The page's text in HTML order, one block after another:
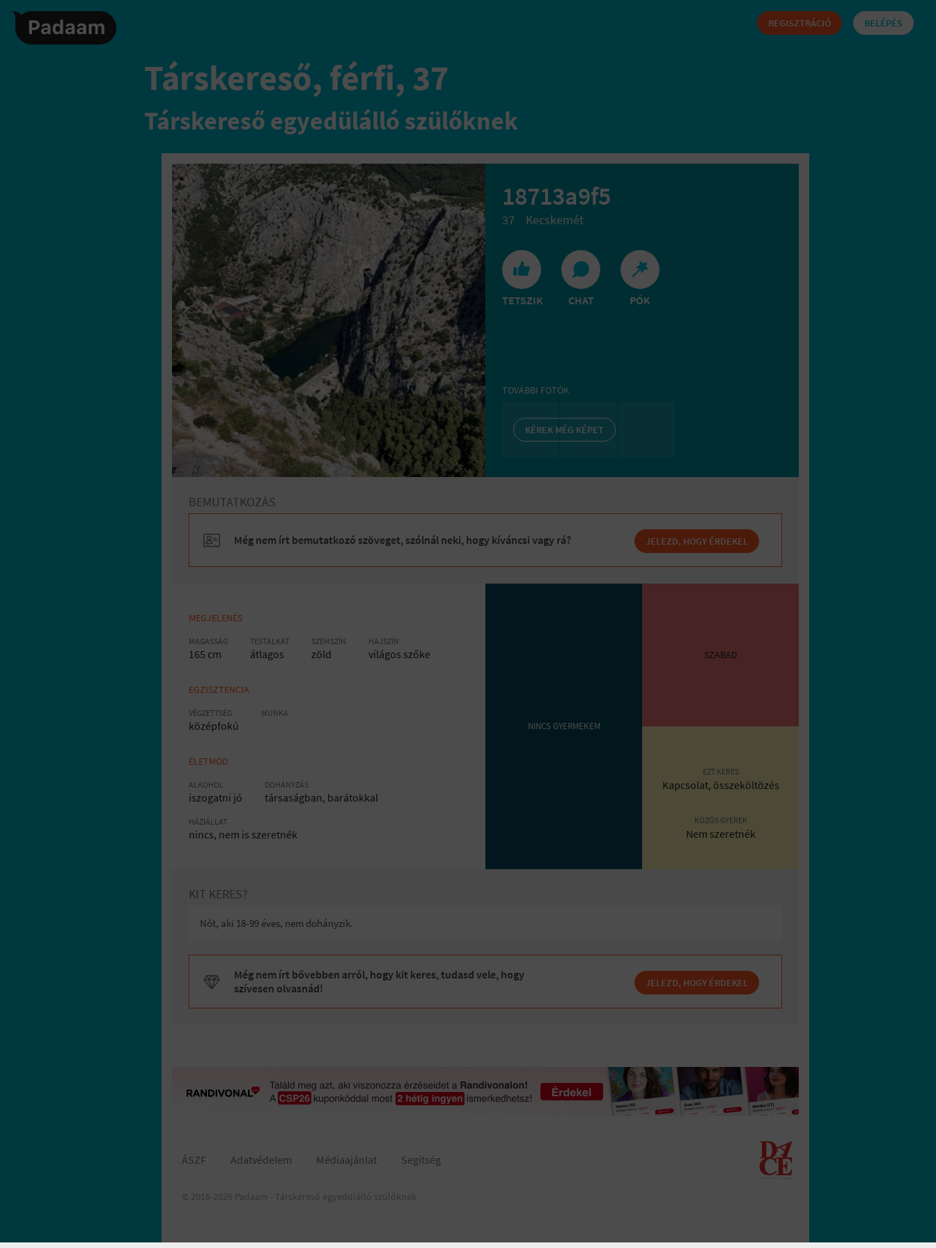
BELÉPÉS
REGISZTRÁCIÓ
Társkereső, férfi, 37
Társkereső egyedülálló szülőknek
18713a9f5
37 Kecskemét
TETSZIK CHAT PÓK
TOVÁBBI FOTÓK
KÉREK MÉG KÉPET
BEMUTATKOZÁS
Még nem írt bemutatkozó szöveget, szólnál neki, hogy kíváncsi vagy rá? JELEZD, HOGY ÉRDEKEL
MEGJELENÉS
MAGASSÁG
165 cm
TESTALKAT
átlagos
SZEMSZÍN
zöld
HAJSZÍN
világos szőke
EGZISZTENCIA
VÉGZETTSÉG
középfokú
MUNKA
ÉLETMÓD
ALKOHOL
iszogatni jó
DOHÁNYZÁS
társaságban, barátokkal
HÁZIÁLLAT
nincs, nem is szeretnék
NINCS GYERMEKEM
SZABAD
EZT KERES
Kapcsolat, összeköltözés
KÖZÖS GYEREK
Nem szeretnék
KIT KERES?
Nőt, aki 18-99 éves, nem dohányzik.
Még nem írt bővebben arról, hogy kit keres, tudasd vele, hogy
szívesen olvasnád!
JELEZD, HOGY ÉRDEKEL
ÁSZF Adatvédelem Médiaajánlat Segítség
© 2018-2026 Padaam - Társkereső egyedülálló szülőknek